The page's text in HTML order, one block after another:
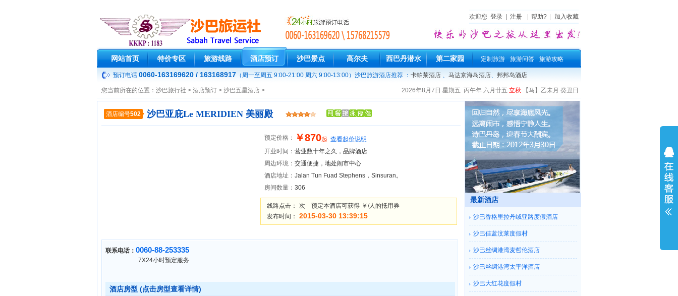
欢迎您 登录 注册 帮助? 加入收藏
网站首页 特价专区 旅游线路 酒店预订 沙巴景点 高尔夫 西巴丹潜水 第二家园 定制旅游 旅游问答 旅游攻略
预订电话 0060-163169620 / 163168917 （周一至周五 9:00-21:00 周六 9:00-13:00） 沙巴旅游酒店推荐 ： 卡帕莱酒店 、 马达京海岛酒店、 邦邦岛酒店
2026年8月7日 星期五 丙午年 六月廿五 立秋 【马】乙未月 癸丑日
您当前所在的位置： 沙巴旅行社 > 酒店预订 > 沙巴五星酒店 >
酒店编号502 沙巴亚庇Le MERIDIEN 美丽殿
预定价格： ￥870起 查看起价说明
开业时间： 营业数十年之久，品牌酒店
周边环境： 交通便捷，地处闹市中心
酒店地址： Jalan Tun Fuad Stephens，Sinsuran。
房间数量： 306
线路点击： 次 预定本酒店可获得 ￥/人的抵用券
发布时间：
2015-03-30 13:39:15
联系电话： 0060-88-253335
7X24小时预定服务
酒店房型 (点击房型查看详情)
最新酒店
沙巴香格里拉丹绒亚路度假酒店
沙巴佳蓝汶莱度假村
沙巴丝绸港湾麦哲伦酒店
沙巴丝绸港湾太平洋酒店
沙巴大红花度假村